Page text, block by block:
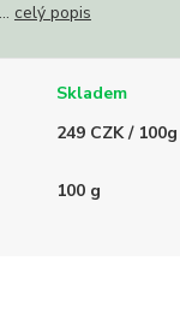
celý popis
Skladem
249 CZK / 100g
100 g